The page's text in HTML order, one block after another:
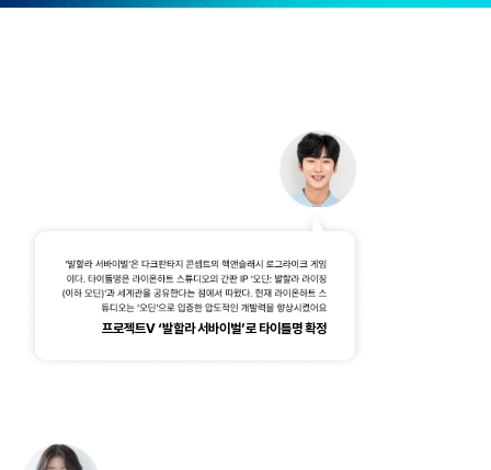
프로젝트V ‘발할라 서바이벌’로 타이틀명 확정